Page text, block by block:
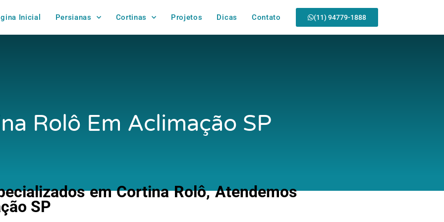
Inicial Persianas Cortinas Projetos Dicas Contato (11) 94779-1888
Rolô Em Aclimação SP
em Cortina Rolô, Atendemos
SP